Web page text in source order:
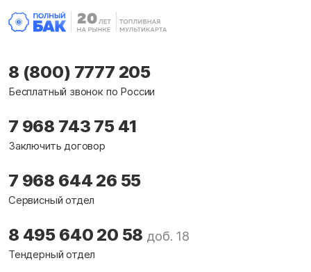
8 (800) 7777 205
Бесплатный звонок по России
7 968 743 75 41
Заключить договор
7 968 644 26 55
Сервисный отдел
8 495 640 20 58 доб. 18
Тендерный отдел